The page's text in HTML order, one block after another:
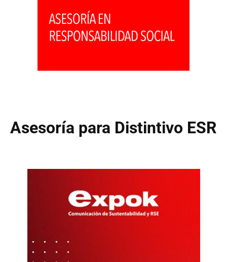
Asesoría para Distintivo ESR